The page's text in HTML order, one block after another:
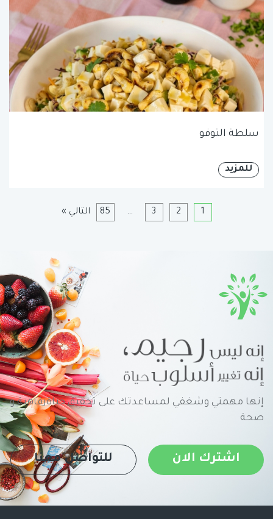
سلطة التوفو
للمزيد
1
2
3
…
85 التالي »
إنها مهمتي وشغفي لمساعدتك على تحقيق حياةرفاهية و
صحة
اشترك الان للتواصل معنا